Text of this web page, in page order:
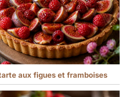
aux figues et framboises